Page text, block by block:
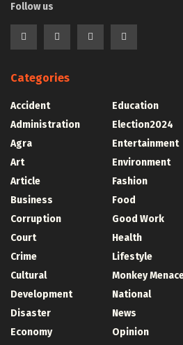
Follow us
Categories
Accident
Administration
Agra
Art
Article
Business
Corruption
Court
Crime
Cultural
Development
Disaster
Economy
Education
Election2024
Entertainment
Environment
Fashion
Food
Good Work
Health
Lifestyle
Monkey
National
News
Opinion